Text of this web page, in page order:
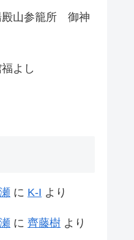
山参籠所 御神
よし
に K-I より
に 齊藤樹 より